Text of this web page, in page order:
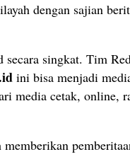
dengan sajian
singkat. Tim
ini bisa menjadi
media cetak, online,